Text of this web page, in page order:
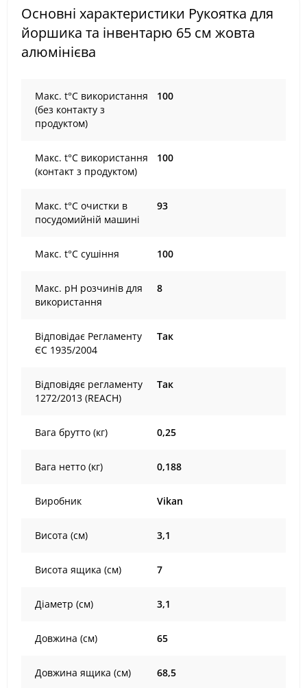
Основні характеристики Рукоятка для
йоршика та інвентарю 65 см жовта
алюмінієва
Maкс. t°С використання
(без контакту з
продуктом)
100
Maкс. t°С використання
(контакт з продуктом)
100
Maкс. t°С очистки в
посудомийній машині
93
Maкс. t°С сушіння 100
Maкс. рН розчинів для
використання
8
Відповідає Регламенту
ЄС 1935/2004
Так
Відповідяє регламенту
1272/2013 (REACH)
Так
Вага брутто (кг) 0,25
Вага нетто (кг) 0,188
Виробник Vikan
Висота (см) 3,1
Висота ящика (см) 7
Діаметр (см) 3,1
Довжина (см) 65
Довжина ящика (см) 68,5